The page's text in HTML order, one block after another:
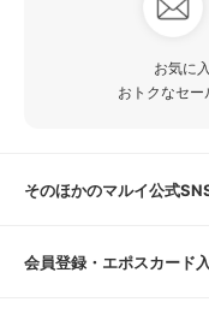
お気に
おトクなセー
そのほかのマルイ公式
会員登録・エポスカード